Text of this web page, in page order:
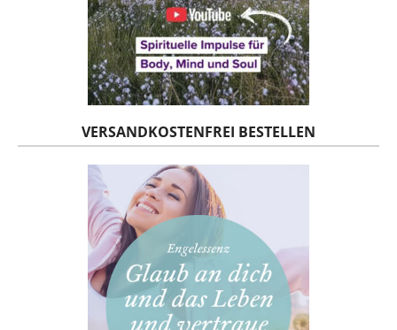
VERSANDKOSTENFREI BESTELLEN